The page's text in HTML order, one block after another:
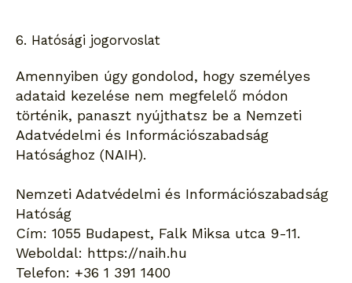
6. Hatósági jogorvoslat
Amennyiben úgy gondolod, hogy személyes
adataid kezelése nem megfelelő módon
történik, panaszt nyújthatsz be a Nemzeti
Adatvédelmi és Információszabadság
Hatósághoz (NAIH).
Nemzeti Adatvédelmi és Információszabadság
Hatóság
Cím: 1055 Budapest, Falk Miksa utca 9-11.
Weboldal: https://naih.hu
Telefon: +36 1 391 1400